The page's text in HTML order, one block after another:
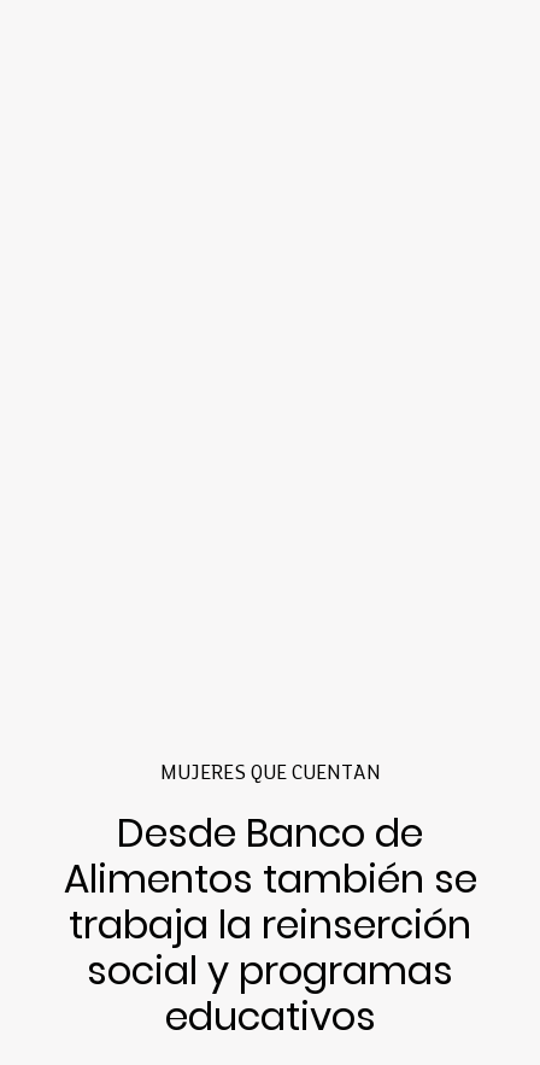
MUJERES QUE CUENTAN
Desde Banco de
Alimentos también se
trabaja la reinserción
social y programas
educativos